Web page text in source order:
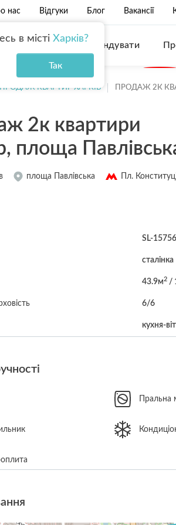
в місті Харків?
Так
нас Відгуки Блог Вакансії
Орендувати
квартира
ПРОДАЖ КВАРТИР ХАРКІВ ПРОДАЖ 2К
2к квартири
площа
площа Павлівська Пл.
SL-
сталінка
43.9м2/
6/6
кухня-